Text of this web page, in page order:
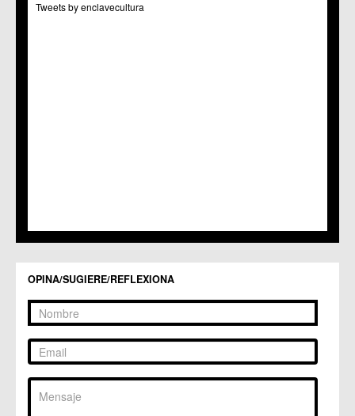
C.C. Puertas de Castilla
C.C. Zarandona
Tweets by enclavecultura
OPINA/SUGIERE/REFLEXIONA